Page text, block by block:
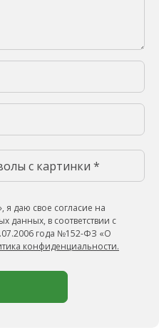
я даю свое согласие на
данных, в соответствии с
года №152-ФЗ «О
конфиденциальности.